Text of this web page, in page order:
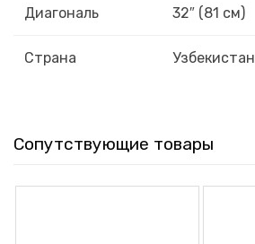
Диагональ 32″ (81 см)
Страна Узбекистан
Сопутствующие товары